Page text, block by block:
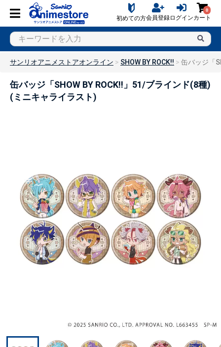
初めての方会員登録ログイン
0
カート
サンリオアニメストアオンライン SHOW BY ROCK!! 缶バッジ「
缶バッジ「SHOW BY ROCK!!」51/ブラインド(8種)
(ミニキャライラスト)